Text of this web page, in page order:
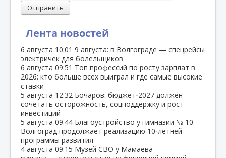
Лента новостей
6 августа 10:01 9 августа: в Волгограде — спецрейсы
электричек для болельщиков
6 августа 09:51 Топ профессий по росту зарплат в
2026: кто больше всех выиграл и где самые высокие
ставки
5 августа 12:32 Бочаров: бюджет‑2027 должен
сочетать осторожность, соцподдержку и рост
инвестиций
5 августа 09:44 Благоустройство у гимназии № 10:
Волгоград продолжает реализацию 10‑летней
программы развития
4 августа 09:15 Музей СВО у Мамаева
Отправить